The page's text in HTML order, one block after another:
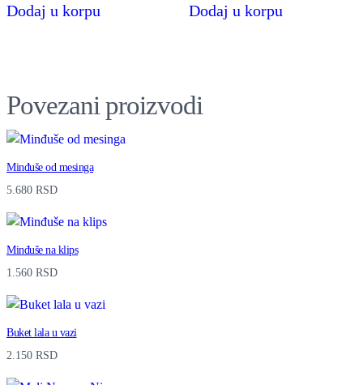
Dodaj u korpu Dodaj u korpu
Povezani proizvodi
Minđuše od mesinga
5.680 RSD
Minđuše na klips
1.560 RSD
Buket lala u vazi
2.150 RSD